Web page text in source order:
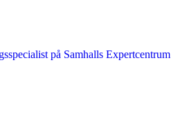
på Samhalls Expertcentrum